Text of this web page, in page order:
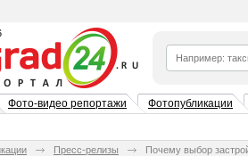
Фото-видео репортажи Фотопубликации
Пресс-релизы Почему выбор